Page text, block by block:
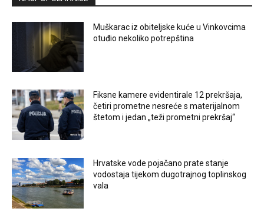
Muškarac iz obiteljske kuće u Vinkovcima
otuđio nekoliko potrepština
Fiksne kamere evidentirale 12 prekršaja,
četiri prometne nesreće s materijalnom
štetom i jedan „teži prometni prekršaj“
Hrvatske vode pojačano prate stanje
vodostaja tijekom dugotrajnog toplinskog
vala